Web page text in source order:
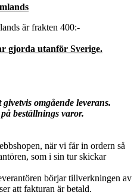
är frakten 400:-
gjorda utanför Sverige.
omgående leverans.
beställnings varor.
när vi får in ordern så
som i sin tur skickar
börjar tillverkningen av
att fakturan är betald.